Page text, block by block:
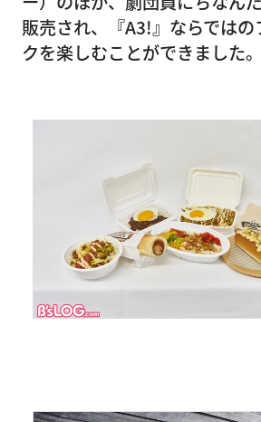
販売され、『A3!』ならでは
クを楽しむことができました。